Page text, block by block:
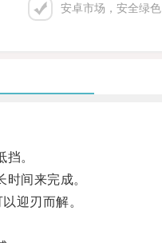
安卓市场，安全绿色
。
间来完成。
迎刃而解。